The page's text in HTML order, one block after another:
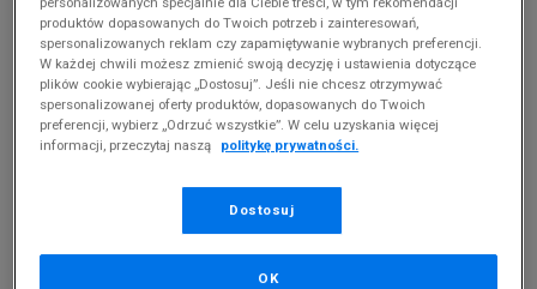
-10% ZA MIN. 500 ZŁ KOD: SUM10
NIKE T-SHIRT SPORTSWEAR
CLUB
69,99 zł
-10% ZA MIN. 500 ZŁ KOD: SUM10
NEW ERA T-SHIRT MLB SMALL
LOGO NYY NEW YORK YANKEES
79,99 zł
produktów dopasowanych do Twoich potrzeb i zainteresowań,
spersonalizowanych reklam czy zapamiętywanie wybranych preferencji.
W każdej chwili możesz zmienić swoją decyzję i ustawienia dotyczące
plików cookie wybierając „Dostosuj”. Jeśli nie chcesz otrzymywać
spersonalizowanej oferty produktów, dopasowanych do Twoich
preferencji, wybierz „Odrzuć wszystkie”. W celu uzyskania więcej
informacji, przeczytaj naszą
politykę prywatności.
Dostosuj
OK